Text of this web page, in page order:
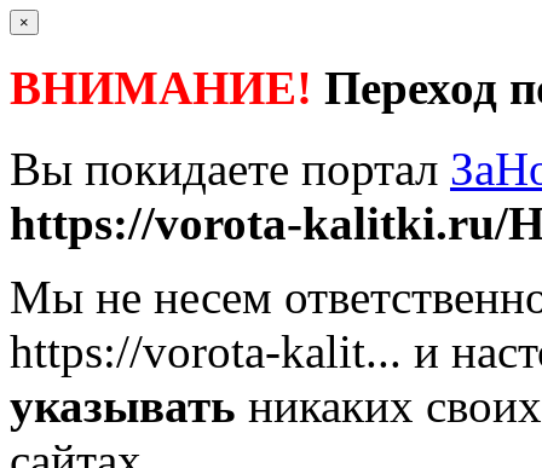
×
ВНИМАНИЕ! Переход
Вы покидаете портал
https://vorota-kalitki.ru/
Мы не несем
https://vorota-kalit... и
указывать никаких